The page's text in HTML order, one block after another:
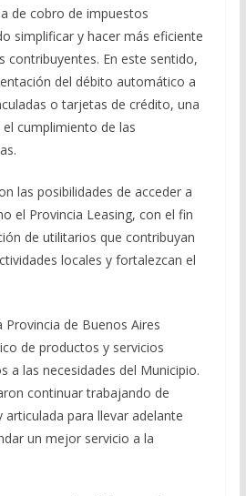
de cobro de impuestos
simplificar y hacer más eficiente
contribuyentes. En este sentido,
del débito automático a
o tarjetas de crédito, una
cumplimiento de las
las posibilidades de acceder a
el Provincia Leasing, con el fin
de utilitarios que contribuyan
locales y fortalezcan el
Provincia de Buenos Aires
de productos y servicios
a las necesidades del Municipio.
continuar trabajando de
para llevar adelante
un mejor servicio a la